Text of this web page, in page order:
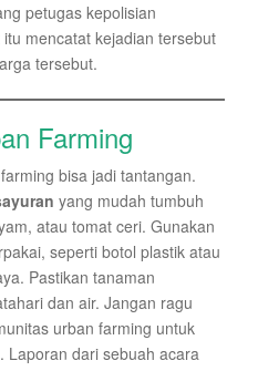
petugas kepolisian
mencatat kejadian tersebut
tersebut.
Farming
bisa jadi tantangan.
yang mudah tumbuh
atau tomat ceri. Gunakan
seperti botol plastik atau
Pastikan tanaman
dan air. Jangan ragu
urban farming untuk
Laporan dari sebuah acara